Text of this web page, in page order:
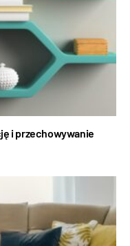
i przechowywanie